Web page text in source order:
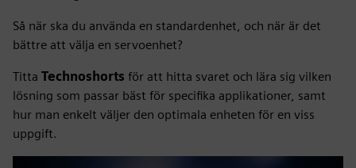
Så när ska du använda en standardenhet, och när är det
bättre att välja en servoenhet?
Titta Technoshorts för att hitta svaret och lära sig vilken
lösning som passar bäst för specifika applikationer, samt
hur man enkelt väljer den optimala enheten för en viss
uppgift.